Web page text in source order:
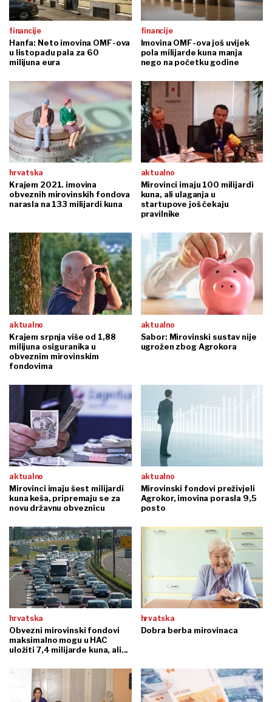
financije
Hanfa: Neto imovina OMF-ova
u listopadu pala za 60
milijuna eura
financije
Imovina OMF-ova još uvijek
pola milijarde kuna manja
nego na početku godine
hrvatska
Krajem 2021. imovina
obveznih mirovinskih fondova
narasla na 133 milijardi kuna
aktualno
Mirovinci imaju 100 milijardi
kuna, ali ulaganja u
startupove još čekaju
pravilnike
aktualno
Krajem srpnja više od 1,88
milijuna osiguranika u
obveznim mirovinskim
fondovima
aktualno
Sabor: Mirovinski sustav nije
ugrožen zbog Agrokora
aktualno
Mirovinci imaju šest milijardi
kuna keša, pripremaju se za
novu državnu obveznicu
aktualno
Mirovinski fondovi preživjeli
Agrokor, imovina porasla 9,5
posto
hrvatska
Obvezni mirovinski fondovi
maksimalno mogu u HAC
uložiti 7,4 milijarde kuna, ali...
hrvatska
Dobra berba mirovinaca